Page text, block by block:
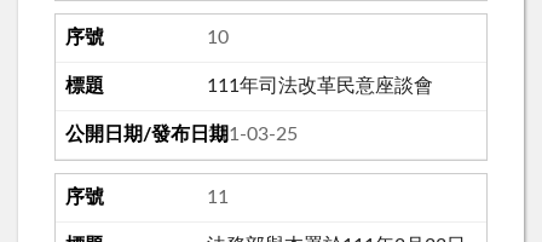
10
111年司法改革民意座談會
111-03-25
11